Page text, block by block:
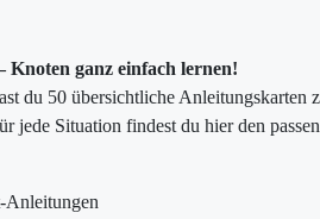
Knoten ganz einfach lernen!
du 50 übersichtliche
jede Situation findest du hier den
Anleitungen